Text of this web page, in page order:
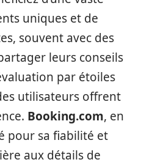
uniques et de
souvent avec des
leurs conseils
par étoiles
utilisateurs offrent
Booking.com, en
pour sa fiabilité et
aux détails de